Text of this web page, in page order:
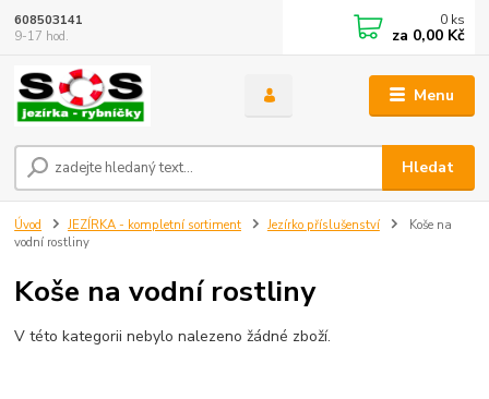
Menu
Hledat
608503141
9-17 hod.
0 ks
za 0,00 Kč
Úvod JEZÍRKA - kompletní sortiment Jezírko příslušenství
Koše na
vodní rostliny
Koše na vodní rostliny
V této kategorii nebylo nalezeno žádné zboží.